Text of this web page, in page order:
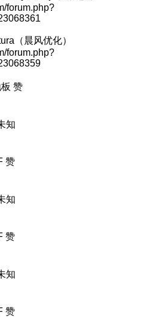
forum.php?
（晨风优化）
forum.php?
赞
知
赞
知
赞
知
赞